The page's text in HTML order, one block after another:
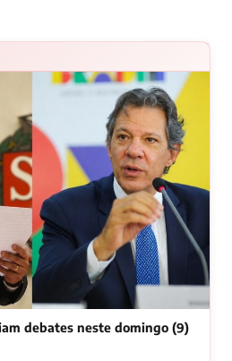
debates neste domingo (9)